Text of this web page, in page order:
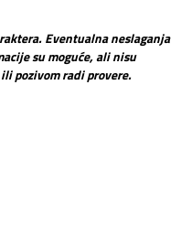
Eventualna neslaganja
su moguće, ali nisu
pozivom radi provere.